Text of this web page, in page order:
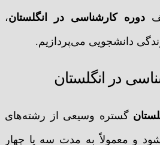
دوره کارشناسی در انگلستان،
دانشجویی می‌پردازیم.
در انگلستان
گستره وسیعی از رشته‌های
و معمولاً به مدت سه یا چهار